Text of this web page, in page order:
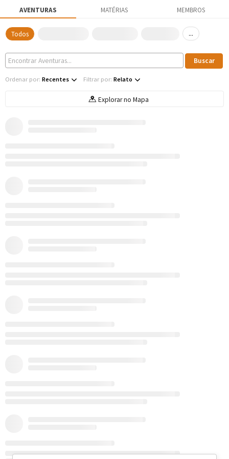
AVENTURAS MATÉRIAS MEMBROS
Todos ...
Ordenar por: Recentes Filtrar por: Relato
Explorar no Mapa